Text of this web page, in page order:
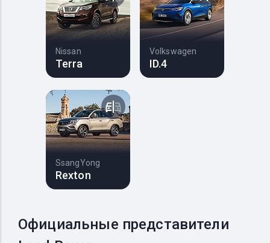
Nissan
Terra
Volkswagen
ID.4
SsangYong
Rexton
Официальные представители